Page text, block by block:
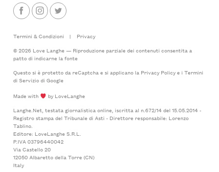
Termini & Condizioni |
Privacy
© 2026 Love Langhe — Riproduzione parziale dei contenuti consentita a
patto di indicarne la fonte
Questo si è protetto da reCaptcha e si applicano la Privacy Policye i Termini
di Serviziodi Google
Made with
by LoveLanghe
Langhe.Net, testata giornalistica online, iscritta al n.672/14 del 15.05.2014 -
Registro stampa del Tribunale di Asti - Direttore responsabile: Lorenzo
Tablino.
Editore: LoveLanghe S.R.L.
P.IVA 03796440042
Via Castello 20
12050 Albaretto della Torre (CN)
Italy